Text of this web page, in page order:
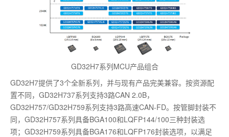
GD32H7系列MCU产品组合
GD32H7提供了3个全新系列，并与现有产品完美兼容。按资源配
置不同，GD32H737系列支持3路CAN 2.0B，
GD32H757/GD32H759系列支持3路高速CAN-FD。按管脚封装不
同，GD32H757系列具备BGA100和LQFP144/100三种封装选
项；GD32H759系列具备BGA176和LQFP176封装选项，以满足